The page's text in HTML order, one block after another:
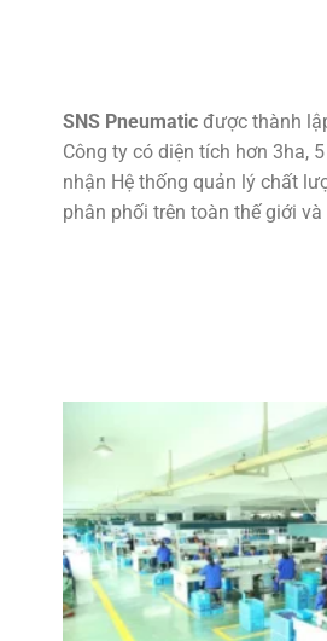
SNS Pneumatic được thành
Công ty có diện tích hơn 3ha,
nhận Hệ thống quản lý chất
phân phối trên toàn thế giới